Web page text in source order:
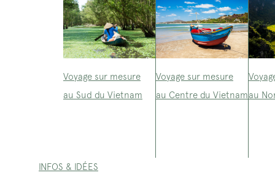
Voyage sur mesure
au Sud du Vietnam
Voyage sur mesure
au Centre du Vietnamau
INFOS & IDÉES